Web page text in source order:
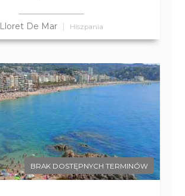
Lloret De Mar Hiszpania
BRAK DOSTĘPNYCH TERMINÓW